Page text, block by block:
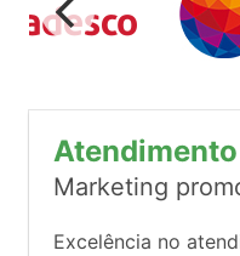
Marketing
Excelência no